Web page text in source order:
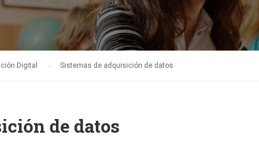
Digital Sistemas de adquisición de datos
de datos